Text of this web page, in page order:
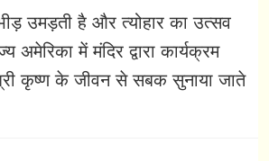
उमड़ती है और त्योहार का उत्सव
में मंदिर द्वारा कार्यक्रम
कृष्ण के जीवन से सबक सुनाया जाते